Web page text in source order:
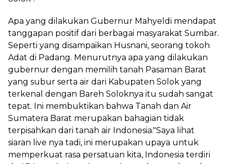
Apa yang dilakukan Gubernur Mahyeldi mendapat
tanggapan positif dari berbagai masyarakat Sumbar.
Seperti yang disampaikan Husnani, seorang tokoh
Adat di Padang. Menurutnya apa yang dilakukan
gubernur dengan memilih tanah Pasaman Barat
yang subur serta air dari Kabupaten Solok yang
terkenal dengan Bareh Soloknya itu sudah sangat
tepat. Ini membuktikan bahwa Tanah dan Air
Sumatera Barat merupakan bahagian tidak
terpisahkan dari tanah air Indonesia."Saya lihat
siaran live nya tadi, ini merupakan upaya untuk
memperkuat rasa persatuan kita, Indonesia terdiri